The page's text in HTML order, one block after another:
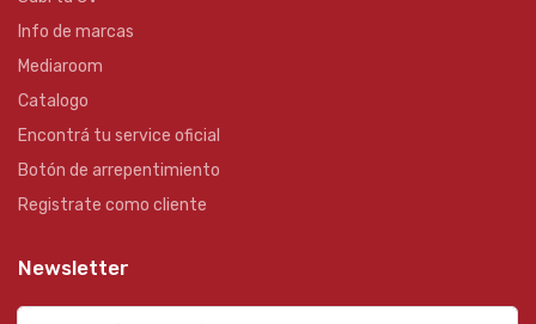
Info de marcas
Mediaroom
Catalogo
Encontrá tu service oficial
Botón de arrepentimiento
Registrate como cliente
Newsletter